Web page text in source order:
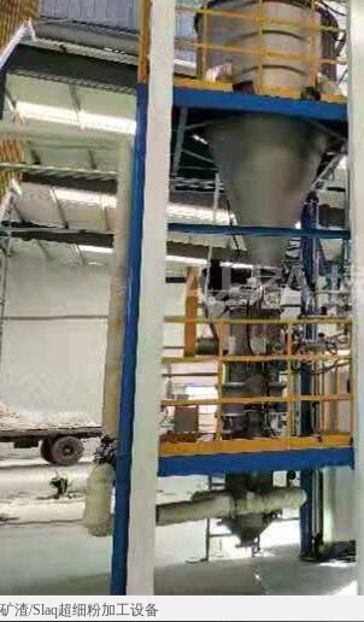
矿渣/Slaq超细粉加工设备